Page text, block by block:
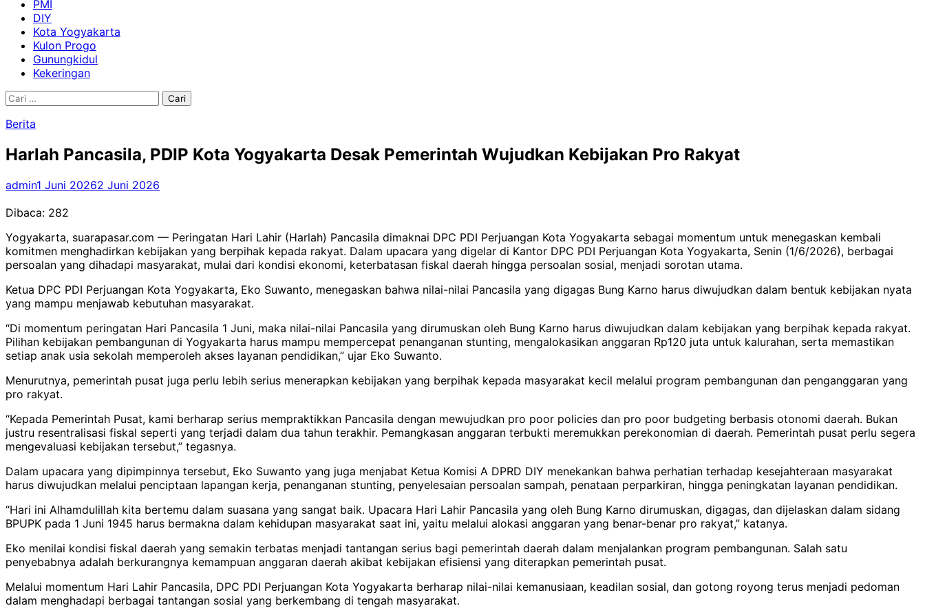
PMI
DIY
Kota Yogyakarta
Kulon Progo
Gunungkidul
Kekeringan
Cari
Berita
Harlah Pancasila, PDIP Kota Yogyakarta Desak Pemerintah Wujudkan Kebijakan Pro Rakyat
admin1 Juni 20262 Juni 2026
Dibaca: 282
Yogyakarta, suarapasar.com — Peringatan Hari Lahir (Harlah) Pancasila dimaknai DPC PDI Perjuangan Kota Yogyakarta sebagai momentum untuk menegaskan kembali
komitmen menghadirkan kebijakan yang berpihak kepada rakyat. Dalam upacara yang digelar di Kantor DPC PDI Perjuangan Kota Yogyakarta, Senin (1/6/2026), berbagai
persoalan yang dihadapi masyarakat, mulai dari kondisi ekonomi, keterbatasan fiskal daerah hingga persoalan sosial, menjadi sorotan utama.
Ketua DPC PDI Perjuangan Kota Yogyakarta, Eko Suwanto, menegaskan bahwa nilai-nilai Pancasila yang digagas Bung Karno harus diwujudkan dalam bentuk kebijakan nyata
yang mampu menjawab kebutuhan masyarakat.
“Di momentum peringatan Hari Pancasila 1 Juni, maka nilai-nilai Pancasila yang dirumuskan oleh Bung Karno harus diwujudkan dalam kebijakan yang berpihak kepada rakyat.
Pilihan kebijakan pembangunan di Yogyakarta harus mampu mempercepat penanganan stunting, mengalokasikan anggaran Rp120 juta untuk kalurahan, serta memastikan
setiap anak usia sekolah memperoleh akses layanan pendidikan,” ujar Eko Suwanto.
Menurutnya, pemerintah pusat juga perlu lebih serius menerapkan kebijakan yang berpihak kepada masyarakat kecil melalui program pembangunan dan penganggaran yang
pro rakyat.
“Kepada Pemerintah Pusat, kami berharap serius mempraktikkan Pancasila dengan mewujudkan pro poor policies dan pro poor budgeting berbasis otonomi daerah. Bukan
justru resentralisasi fiskal seperti yang terjadi dalam dua tahun terakhir. Pemangkasan anggaran terbukti meremukkan perekonomian di daerah. Pemerintah pusat perlu segera
mengevaluasi kebijakan tersebut,” tegasnya.
Dalam upacara yang dipimpinnya tersebut, Eko Suwanto yang juga menjabat Ketua Komisi A DPRD DIY menekankan bahwa perhatian terhadap kesejahteraan masyarakat
harus diwujudkan melalui penciptaan lapangan kerja, penanganan stunting, penyelesaian persoalan sampah, penataan perparkiran, hingga peningkatan layanan pendidikan.
“Hari ini Alhamdulillah kita bertemu dalam suasana yang sangat baik. Upacara Hari Lahir Pancasila yang oleh Bung Karno dirumuskan, digagas, dan dijelaskan dalam sidang
BPUPK pada 1 Juni 1945 harus bermakna dalam kehidupan masyarakat saat ini, yaitu melalui alokasi anggaran yang benar-benar pro rakyat,” katanya.
Eko menilai kondisi fiskal daerah yang semakin terbatas menjadi tantangan serius bagi pemerintah daerah dalam menjalankan program pembangunan. Salah satu
penyebabnya adalah berkurangnya kemampuan anggaran daerah akibat kebijakan efisiensi yang diterapkan pemerintah pusat.
Melalui momentum Hari Lahir Pancasila, DPC PDI Perjuangan Kota Yogyakarta berharap nilai-nilai kemanusiaan, keadilan sosial, dan gotong royong terus menjadi pedoman
dalam menghadapi berbagai tantangan sosial yang berkembang di tengah masyarakat.